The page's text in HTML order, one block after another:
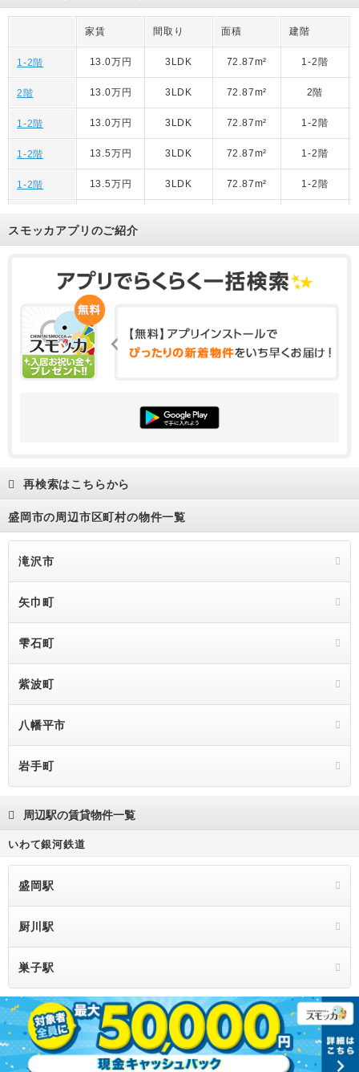
家賃 間取り 面積 建階
1-2階 13.0万円 3LDK 72.87m² 1-2階
2階 13.0万円 3LDK 72.87m² 2階
1-2階 13.0万円 3LDK 72.87m² 1-2階
1-2階 13.5万円 3LDK 72.87m² 1-2階
1-2階 13.5万円 3LDK 72.87m² 1-2階
1-2階 13.0万円 3LDK 72.87m² 1-2階
スモッカアプリのご紹介
再検索はこちらから
盛岡市の周辺市区町村の物件一覧
滝沢市
矢巾町
雫石町
紫波町
八幡平市
岩手町
周辺駅の賃貸物件一覧
いわて銀河鉄道
盛岡駅
厨川駅
巣子駅